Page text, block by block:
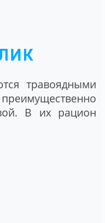
травоядными
В их рацион